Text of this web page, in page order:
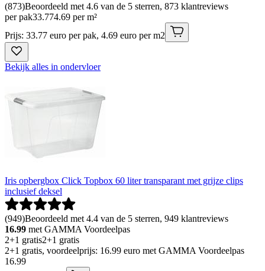
(873)Beoordeeld met 4.6 van de 5 sterren, 873 klantreviews
per pak33.774.69 per m²
Prijs: 33.77 euro per pak, 4.69 euro per m2
Bekijk alles in ondervloer
Iris opbergbox Click Topbox 60 liter transparant met grijze clips
inclusief deksel
(949)Beoordeeld met 4.4 van de 5 sterren, 949 klantreviews
16.99 met GAMMA Voordeelpas
2+1 gratis2+1 gratis
2+1 gratis, voordeelprijs: 16.99 euro met GAMMA Voordeelpas
16.99